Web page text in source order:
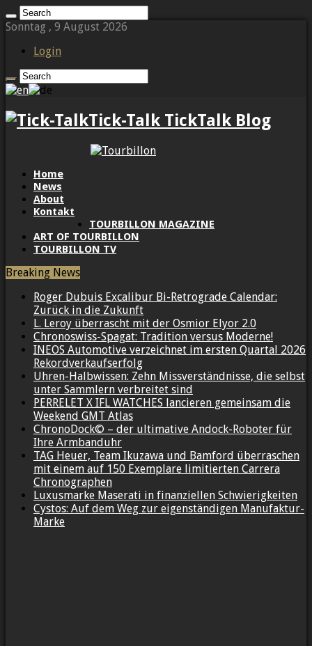
Sonntag , 9 August 2026
Login
Tick-Talk TickTalk Blog
Home
News
About
Kontakt
TOURBILLON MAGAZINE
ART OF TOURBILLON
TOURBILLON TV
Breaking News
Roger Dubuis Excalibur Bi-Retrograde Calendar:
Zurück in die Zukunft
L. Leroy überrascht mit der Osmior Elyor 2.0
Chronoswiss-Spagat: Tradition versus Moderne!
INEOS Automotive verzeichnet im ersten Quartal 2026
Rekordverkaufserfolg
Uhren-Halbwissen: Zehn Missverständnisse, die selbst
unter Sammlern verbreitet sind
PERRELET X IFL WATCHES lancieren gemeinsam die
Weekend GMT Atlas
ChronoDock© – der ultimative Andock-Roboter für
Ihre Armbanduhr
TAG Heuer, Team Ikuzawa und Bamford überraschen
mit einem auf 150 Exemplare limitierten Carrera
Chronographen
Luxusmarke Maserati in finanziellen Schwierigkeiten
Cystos: Auf dem Weg zur eigenständigen Manufaktur-
Marke